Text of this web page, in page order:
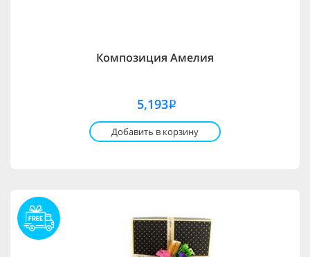
Композиция Амелия
5,193i
Добавить в корзину